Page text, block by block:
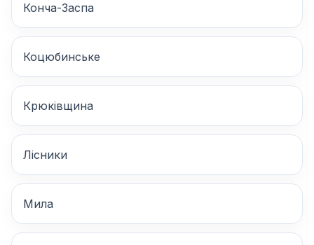
Конча-Заспа
Коцюбинське
Крюківщина
Лісники
Мила